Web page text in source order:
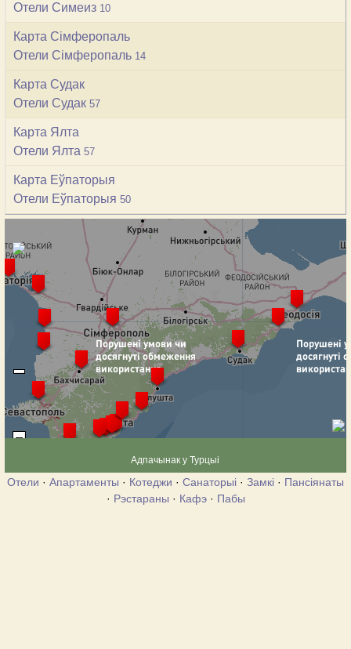
Отели Симеиз 10
Карта Сімферопаль
Отели Сімферопаль 14
Карта Судак
Отели Судак 57
Карта Ялта
Отели Ялта 57
Карта Еўпаторыя
Отели Еўпаторыя 50
Адпачынак у Турцыі
Отели · Апартаменты · Котеджи · Санаторыі · Замкі · Пансіянаты
· Рэстараны · Кафэ· Пабы